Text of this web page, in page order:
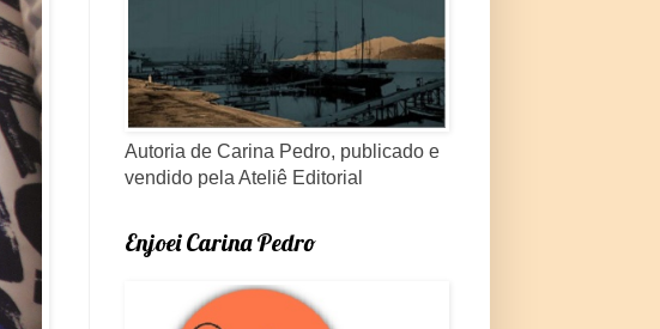
Autoria de Carina Pedro, publicado e
vendido pela Ateliê Editorial
Enjoei Carina Pedro